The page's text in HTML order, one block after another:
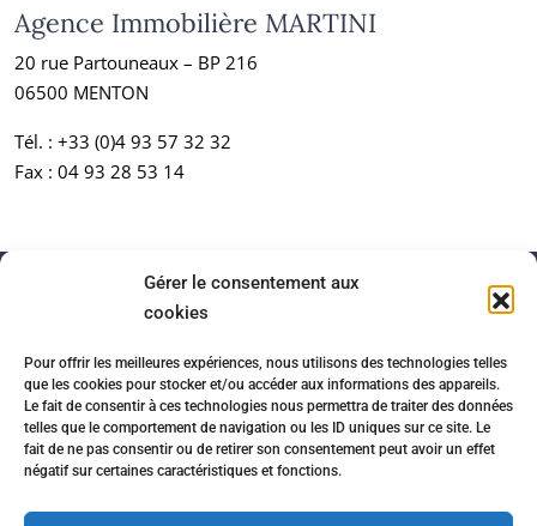
Gérer le consentement aux
cookies
Pour offrir les meilleures expériences, nous utilisons des technologies telles
que les cookies pour stocker et/ou accéder aux informations des appareils.
Le fait de consentir à ces technologies nous permettra de traiter des données
telles que le comportement de navigation ou les ID uniques sur ce site. Le
fait de ne pas consentir ou de retirer son consentement peut avoir un effet
négatif sur certaines caractéristiques et fonctions.
Agence Immobilière MARTINI
20 rue Partouneaux – BP 216
06500 MENTON
Tél. : +33 (0)4 93 57 32 32
Fax : 04 93 28 53 14
Accueil Honoraires Partenaires immobiliers